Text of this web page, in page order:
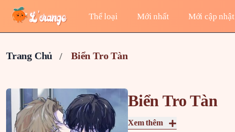
Thể loại Mới nhất Mới cập nhật
Trang Chủ Biển Tro Tàn
Biển Tro Tàn
Xem thêm